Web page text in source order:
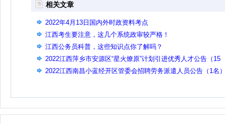
相关文章
2022年4月13日国内外时政资料考点
江西考生要注意，这几个系统政审较严格！
江西公务员科普，这些知识点你了解吗？
2022江西萍乡市安源区“星火燎原”计划引进优秀人才公告（15
名）
2022江西南昌小蓝经开区管委会招聘劳务派遣人员公告（1名